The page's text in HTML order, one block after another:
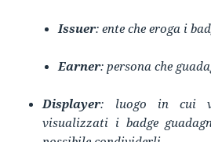
Issuer: ente che eroga i
Earner: persona che
Displayer: luogo in cui
visualizzati i badge